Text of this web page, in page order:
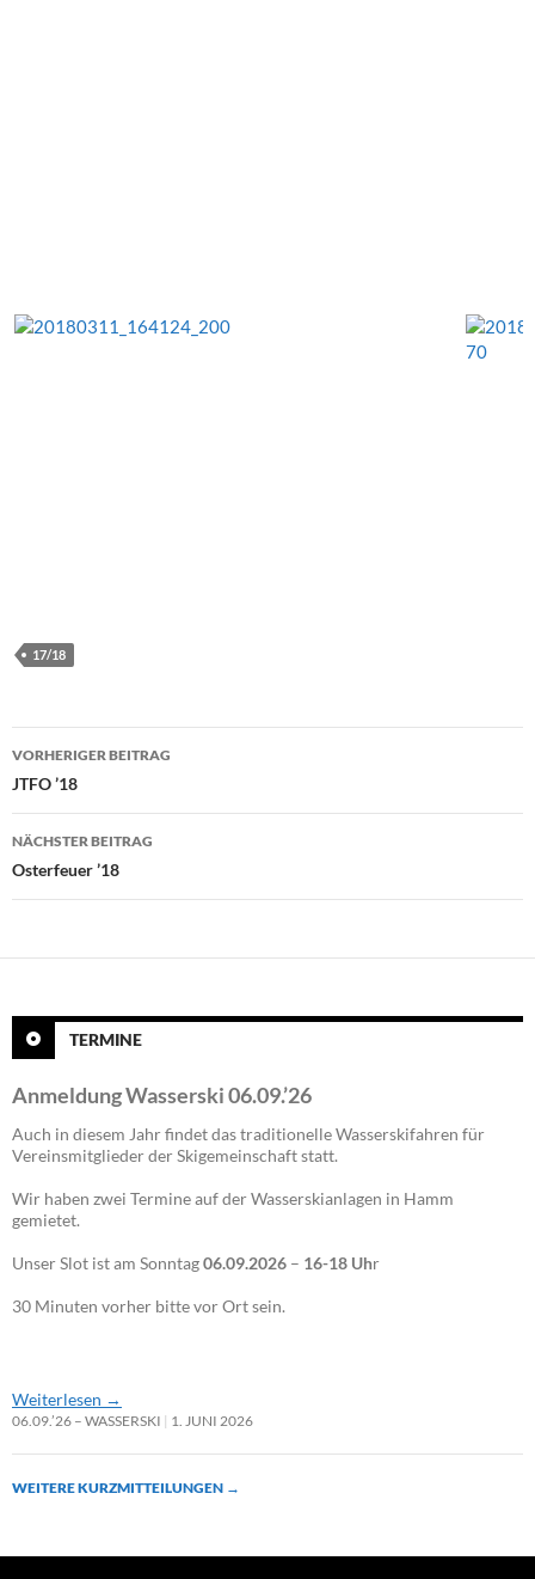
17/18
Beitragsnavigation
VORHERIGER BEITRAG
JTFO ’18
NÄCHSTER BEITRAG
Osterfeuer ’18
TERMINE
Anmeldung Wasserski 06.09.’26
Auch in diesem Jahr findet das traditionelle Wasserskifahren für
Vereinsmitglieder der Skigemeinschaft statt.
Wir haben zwei Termine auf der Wasserskianlagen in Hamm
gemietet.
Unser Slot ist am Sonntag06.09.2026 – 16-18 Uhr
30 Minuten vorher bitte vor Ort sein.
Weiterlesen →
06.09.’26 – WASSERSKI 1. JUNI 2026
WEITERE KURZMITTEILUNGEN →